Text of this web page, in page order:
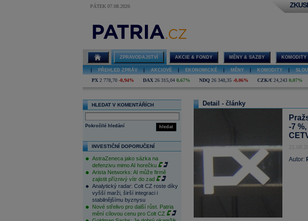
PÁTEK 07.08.2026
ZPRAVODAJSTVÍ AKCIE & FONDY MĚNY & SAZBY
PŘEHLED ZPRÁV AKCIOVÉ EKONOMICKÉ MĚNY KOMODITY
PX 2 778,70 -0,94% DAX 26 315,04 0,67% NDQ 26 348,35 -0,06% CZK/€ 24,243 0,07%
HLEDAT V KOMENTÁŘÍCH
hledat
Pokročilé hledání
INVESTIČNÍ DOPORUČENÍ
AstraZeneca jako sázka na
defenzivu mimo AI horečku
Arista Networks: AI může firmě
zajistit příznivý vítr do zad
Analytický radar: Colt CZ roste díky
vyšší marži, širší integraci i
stabilnějšímu byznysu
Nové střelivo pro další růst. Patria
mění cílovou cenu pro Colt CZ
Detail - články
-7
Autor: